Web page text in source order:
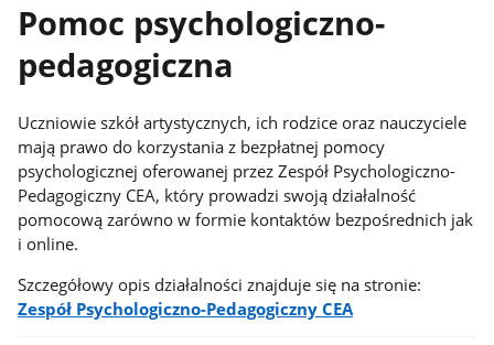
Pomoc psychologiczno-
pedagogiczna
Uczniowie szkół artystycznych, ich rodzice oraz nauczyciele
mają prawo do korzystania z bezpłatnej pomocy
psychologicznej oferowanej przez Zespół Psychologiczno-
Pedagogiczny CEA, który prowadzi swoją działalność
pomocową zarówno w formie kontaktów bezpośrednich jak
i online.
Szczegółowy opis działalności znajduje się na stronie:
Zespół Psychologiczno-Pedagogiczny CEA